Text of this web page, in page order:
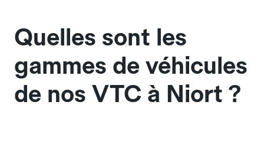
Quelles sont les
gammes de véhicules
de nos VTC à Niort ?